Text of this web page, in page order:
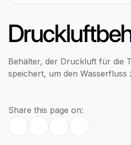
Behälter, der Druckluft für die
speichert, um den Wasserfluss
Share this page on: